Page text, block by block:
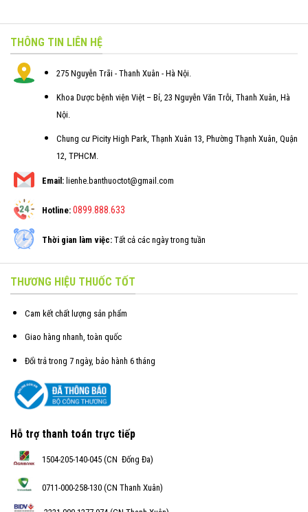
THÔNG TIN LIÊN HỆ
275 Nguyễn Trãi - Thanh Xuân - Hà Nội.
Khoa Dược bệnh viện Việt – Bỉ, 23 Nguyễn Văn Trỗi, Thanh Xuân, Hà
Nội.
Chung cư Picity High Park, Thạnh Xuân 13, Phường Thạnh Xuân, Quận
12, TPHCM.
Email: lienhe.banthuoctot@gmail.com
Hotline: 0899.888.633
Thời gian làm việc: Tất cả các ngày trong tuần
THƯƠNG HIỆU THUỐC TỐT
Cam kết chất lượng sản phẩm
Giao hàng nhanh, toàn quốc
Đổi trả trong 7 ngày, bảo hành 6 tháng
Hỗ trợ thanh toán trực tiếp
1504-205-140-045 (CN Đống Đa)
0711-000-258-130 (CN Thanh Xuân)